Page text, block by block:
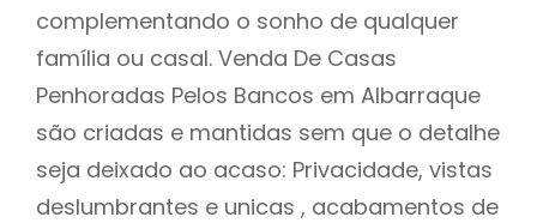
complementando o sonho de qualquer
família ou casal. Venda De Casas
Penhoradas Pelos Bancos em Albarraque
são criadas e mantidas sem que o detalhe
seja deixado ao acaso: Privacidade, vistas
deslumbrantes e unicas , acabamentos de